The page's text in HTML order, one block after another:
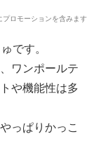
プロモーションを含みます
です。
ワンポールテ
や機能性は多
っぱりかっこ